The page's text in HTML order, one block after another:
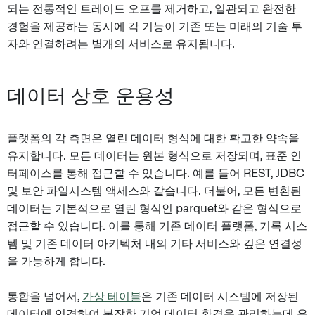
되는 전통적인 트레이드 오프를 제거하고, 일관되고 완전한
경험을 제공하는 동시에 각 기능이 기존 또는 미래의 기술 투
자와 연결하려는 별개의 서비스로 유지됩니다.
데이터 상호 운용성
플랫폼의 각 측면은 열린 데이터 형식에 대한 확고한 약속을
유지합니다. 모든 데이터는 원본 형식으로 저장되며, 표준 인
터페이스를 통해 접근할 수 있습니다. 예를 들어 REST, JDBC
및 보안 파일시스템 액세스와 같습니다. 더불어, 모든 변환된
데이터는 기본적으로 열린 형식인 parquet와 같은 형식으로
접근할 수 있습니다. 이를 통해 기존 데이터 플랫폼, 기록 시스
템 및 기존 데이터 아키텍처 내의 기타 서비스와 깊은 연결성
을 가능하게 합니다.
통합을 넘어서, 가상 테이블은 기존 데이터 시스템에 저장된